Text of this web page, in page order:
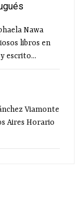
Nawa
libros en
escrito...
Viamonte
Aires Horario